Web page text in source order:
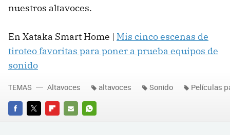
nuestros altavoces.
En Xataka Smart Home | Mis cinco escenas de
tiroteo favoritas para poner a prueba equipos de
sonido
FACEBOOK
TWITTERFLIPBOARD
E-
WHATSAPP
TEMAS Altavoces altavoces Sonido Películas